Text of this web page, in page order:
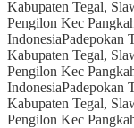
Kabupaten Tegal,
Pengilon Kec
IndonesiaPadepokan
Kabupaten Tegal,
Pengilon Kec
IndonesiaPadepokan
Kabupaten Tegal,
Pengilon Kec